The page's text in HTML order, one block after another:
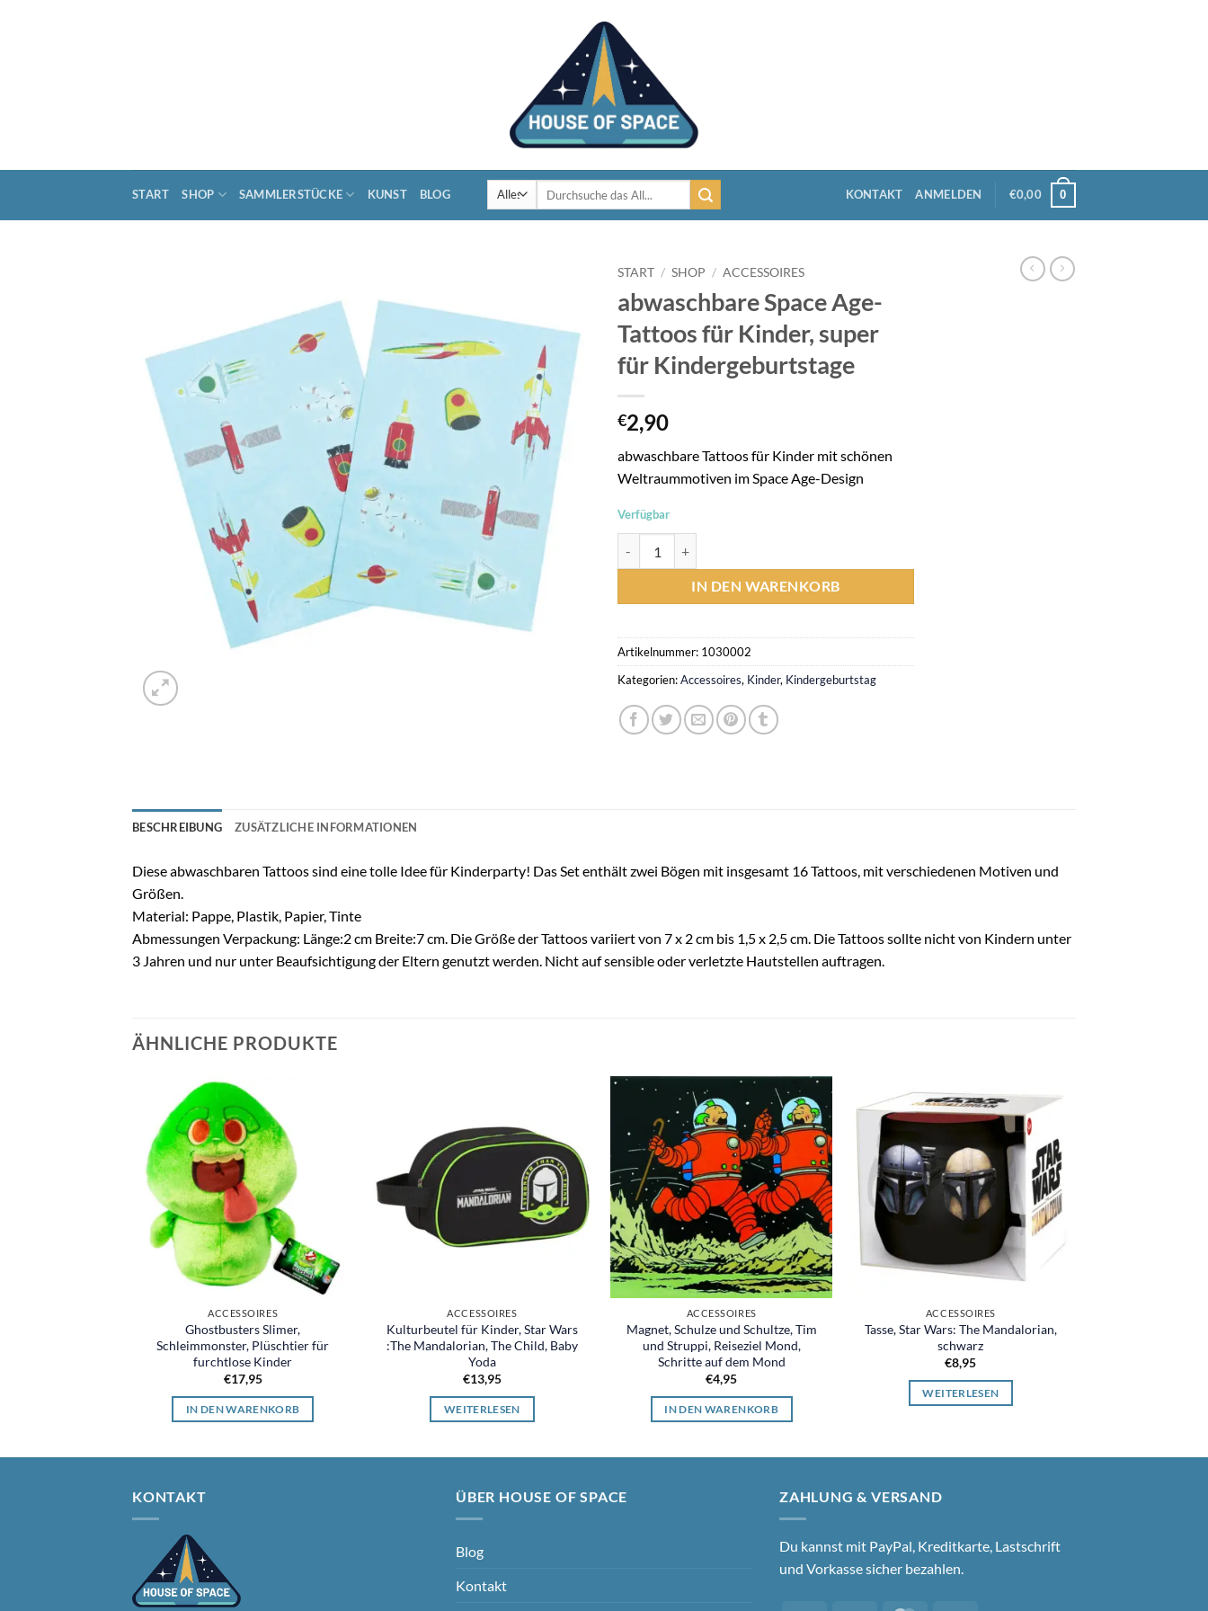
START SHOP SAMMLERSTÜCKE KUNST BLOG
Suchen
nach:
KONTAKT ANMELDEN €0,00 0
START / SHOP / ACCESSOIRES
abwaschbare Space Age-
Tattoos für Kinder, super
für Kindergeburtstage
€2,90
abwaschbare Tattoos für Kinder mit schönen
Weltraummotiven im Space Age-Design
Verfügbar
IN DEN WARENKORB
Artikelnummer: 1030002
Kategorien:Accessoires, Kinder, Kindergeburtstag
BESCHREIBUNG ZUSÄTZLICHE INFORMATIONEN
Diese abwaschbaren Tattoos sind eine tolle Idee für Kinderparty! Das Set enthält zwei Bögen mit insgesamt 16 Tattoos, mit verschiedenen Motiven und
Größen.
Material: Pappe, Plastik, Papier, Tinte
Abmessungen Verpackung: Länge:2 cm Breite:7 cm. Die Größe der Tattoos variiert von 7 x 2 cm bis 1,5 x 2,5 cm. Die Tattoos sollte nicht von Kindern unter
3 Jahren und nur unter Beaufsichtigung der Eltern genutzt werden. Nicht auf sensible oder verletzte Hautstellen auftragen.
ÄHNLICHE PRODUKTE
ACCESSOIRES
Ghostbusters Slimer,
Schleimmonster, Plüschtier für
furchtlose Kinder
€17,95
IN DEN WARENKORB
ACCESSOIRES
Kulturbeutel für Kinder, Star Wars
:The Mandalorian, The Child, Baby
Yoda
€13,95
WEITERLESEN
ACCESSOIRES
Magnet, Schulze und Schultze, Tim
und Struppi, Reiseziel Mond,
Schritte auf dem Mond
€4,95
IN DEN WARENKORB
ACCESSOIRES
Tasse, Star Wars: The Mandalorian,
schwarz
€8,95
WEITERLESEN
KONTAKT ÜBER HOUSE OF SPACE
Blog
Kontakt
ZAHLUNG & VERSAND
Du kannst mit PayPal, Kreditkarte, Lastschrift
und Vorkasse sicher bezahlen.